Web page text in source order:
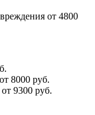
от 4800
8000 руб.
9300 руб.